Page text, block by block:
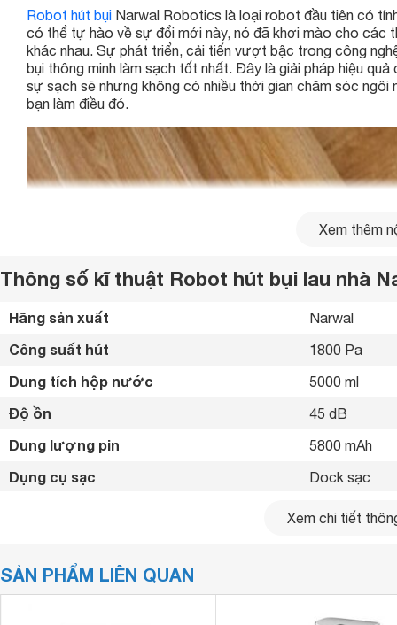
Robot hút bụi Narwal Robotics là loại robot đầu tiên có
có thể tự hào về sự đổi mới này, nó đã khơi mào cho các
khác nhau. Sự phát triển, cải tiến vượt bậc trong công
bụi thông minh làm sạch tốt nhất. Đây là giải pháp hiệu
sự sạch sẽ nhưng không có nhiều thời gian chăm sóc
bạn làm điều đó.
Xem thêm
Thông số kĩ thuật Robot hút bụi lau nhà
Hãng sản xuất Narwal
Công suất hút 1800 Pa
Dung tích hộp nước 5000 ml
Độ ồn 45 dB
Dung lượng pin 5800 mAh
Dụng cụ sạc Dock sạc
Sạc pin tự
công nghệ
Xem chi tiết
SẢN PHẨM LIÊN QUAN